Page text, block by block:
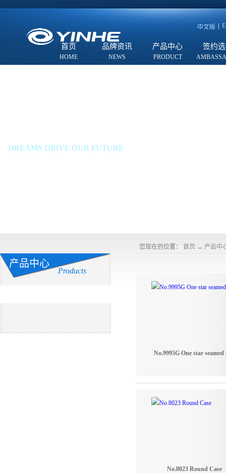
中文版
首页 品牌资讯 产品中心 签约
DREAMS DRIVE OUR FUTURE
产品中心
Products
您现在的位置： 首页 → 产品中
No.9995G One star seamed
No.8023 Round Case